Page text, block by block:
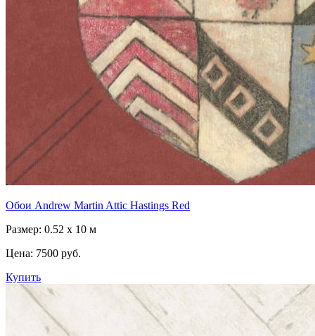
Обои Andrew Martin Attic Hastings Red
Размер: 0.52 x 10 м
Цена: 7500 руб.
Купить